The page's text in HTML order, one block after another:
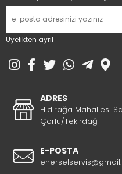
Üyelikten ayrıl
ADRES
Hıdırağa Mahallesi
Çorlu/Tekirdağ
E-POSTA